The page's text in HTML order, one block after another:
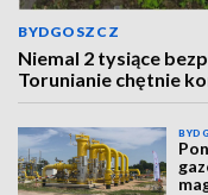
BYDGOSZCZ
Niemal 2 tysiące
Torunianie chętnie